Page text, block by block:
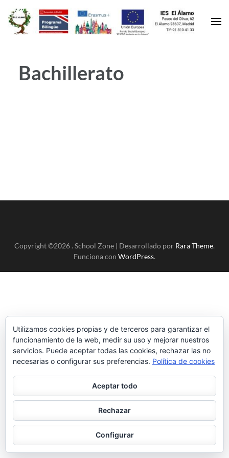
Bachillerato
Copyright ©2026 . School Zone | Desarrollado por Rara Theme.
Funciona con WordPress.
Utilizamos cookies propias y de terceros para garantizar el
funcionamiento de la web, medir su uso y mejorar nuestros
servicios. Puede aceptar todas las cookies, rechazar las no
necesarias o configurar sus preferencias. Política de cookies
Aceptar todo
Rechazar
Configurar